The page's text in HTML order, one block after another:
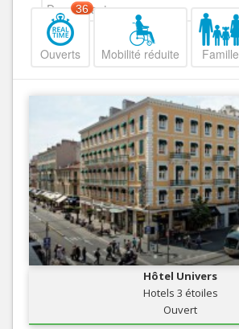
Decroissant
Ouverts
36
Mobilité réduite Famille
Hôtel Univers
Hotels 3 étoiles
Ouvert